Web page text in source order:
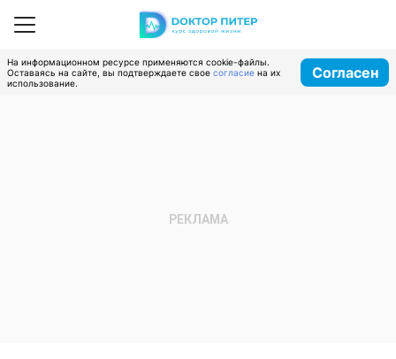
На информационном ресурсе применяются cookie-файлы.
Оставаясь на сайте, вы подтверждаете свое согласие на их
использование.
Согласен